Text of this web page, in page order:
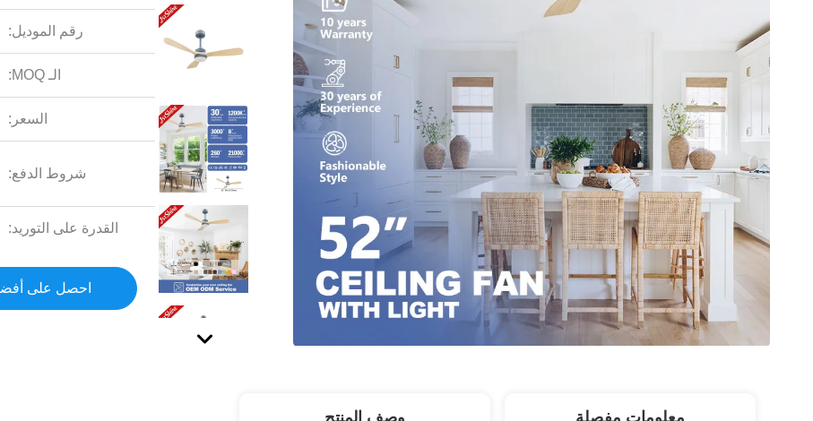
رقم الموديل:
الـ MOQ:
السعر:
شروط الدفع:
القدرة على التوريد:
احصل على
معلومات مفصلة وصف المنتج